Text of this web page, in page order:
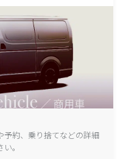
予約、乗り捨てなどの詳細
。